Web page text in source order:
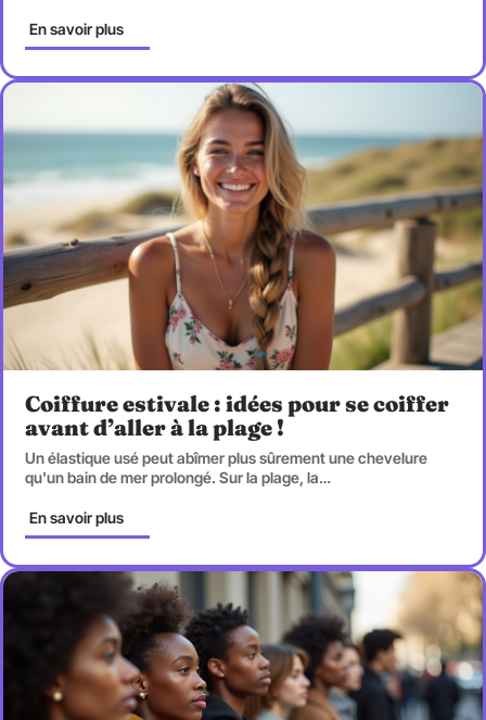
En savoir plus
Coiffure estivale : idées pour se coiffer
avant d’aller à la plage !
Un élastique usé peut abîmer plus sûrement une chevelure
qu'un bain de mer prolongé. Sur la plage, la…
En savoir plus